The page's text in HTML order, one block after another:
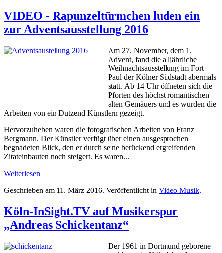
VIDEO - Rapunzeltürmchen luden ein
zur Adventsausstellung 2016
Am 27. November, dem 1.
Advent, fand die alljährliche
Weihnachtsausstellung im Fort
Paul der Kölner Südstadt abermals
statt. Ab 14 Uhr öffneten sich die
Pforten des höchst romantischen
alten Gemäuers und es wurden die
Arbeiten von ein Dutzend Künstlern gezeigt.
Hervorzuheben waren die fotografischen Arbeiten von Franz
Bergmann. Der Künstler verfügt über einen ausgesprochen
begnadeten Blick, den er durch seine berückend ergreifenden
Zitateinbauten noch steigert. Es waren...
Weiterlesen
Geschrieben am 11. März 2016. Veröffentlicht in Video Musik.
Köln-InSight.TV auf Musikerspur
„Andreas Schickentanz“
Der 1961 in Dortmund geborene